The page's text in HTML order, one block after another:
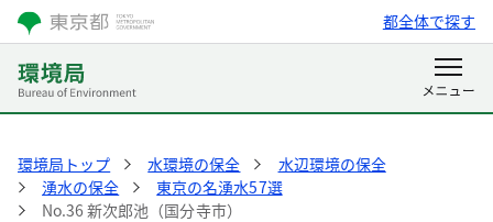
都全体で探す
環境局トップ 水環境の保全
水辺環境の保全
湧水の保全
東京の名湧水57選
No.36 新次郎池（国分寺市）